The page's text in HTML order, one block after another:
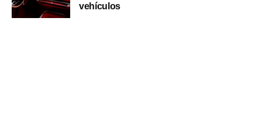
vehículos